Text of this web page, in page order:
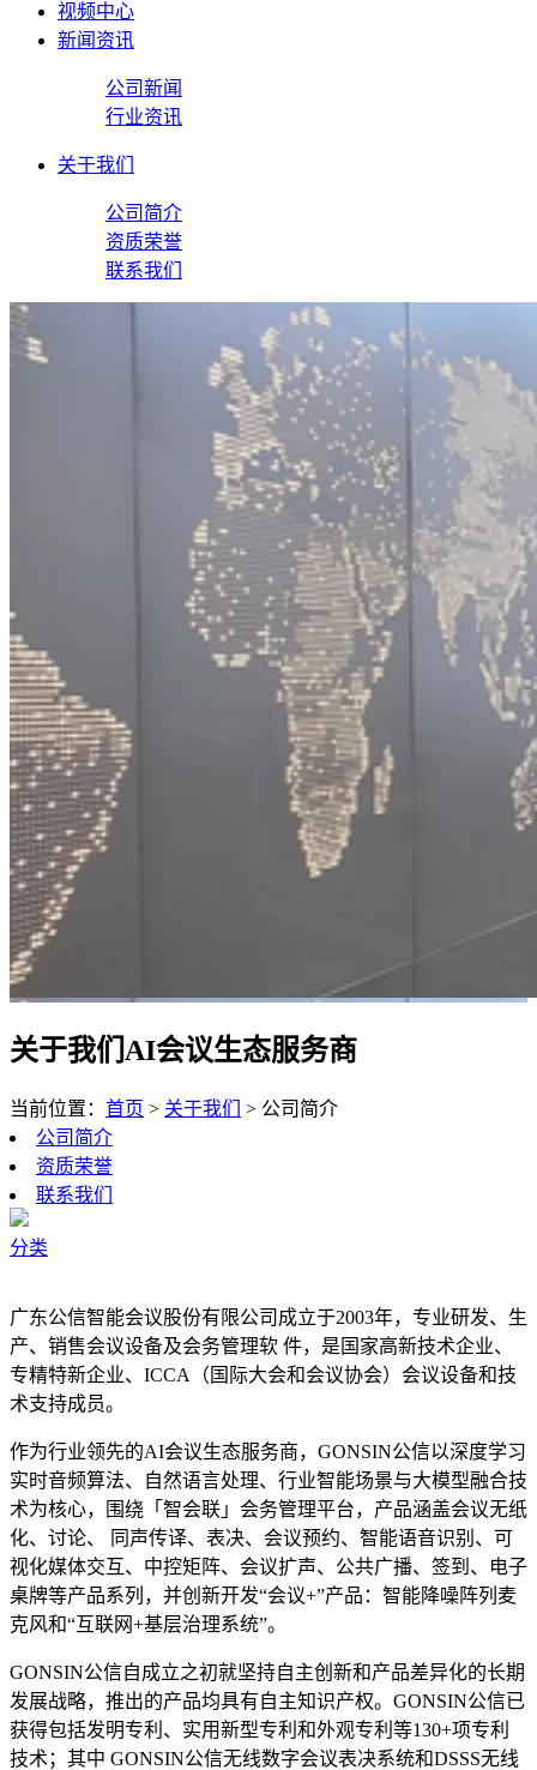
视频中心
新闻资讯
公司新闻
行业资讯
关于我们
公司简介
资质荣誉
联系我们
关于我们 AI会议生态服务商
当前位置： 首页 > 关于我们 > 公司简介
公司简介
资质荣誉
联系我们
分类
广东公信智能会议股份有限公司成立于2003年，专业研发、生
产、销售会议设备及会务管理软 件，是国家高新技术企业、
专精特新企业、ICCA（国际大会和会议协会）会议设备和技
术支持成员。
作为行业领先的AI会议生态服务商，GONSIN公信以深度学习
实时音频算法、自然语言处理、行业智能场景与大模型融合技
术为核心，围绕「智会联」会务管理平台，产品涵盖会议无纸
化、讨论、 同声传译、表决、会议预约、智能语音识别、可
视化媒体交互、中控矩阵、会议扩声、公共广播、签到、电子
桌牌等产品系列，并创新开发“会议+”产品：智能降噪阵列麦
克风和“互联网+基层治理系统”。
GONSIN公信自成立之初就坚持自主创新和产品差异化的长期
发展战略，推出的产品均具有自主知识产权。GONSIN公信已
获得包括发明专利、实用新型专利和外观专利等130+项专利
技术；其中 GONSIN公信无线数字会议表决系统和DSSS无线